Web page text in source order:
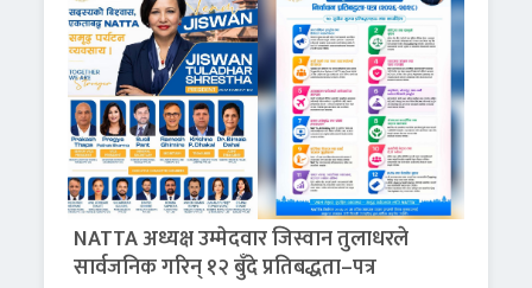
NATTA अध्यक्ष उम्मेदवार जिस्वान तुलाधरले
सार्वजनिक गरिन् १२ बुँदे प्रतिबद्धता–पत्र